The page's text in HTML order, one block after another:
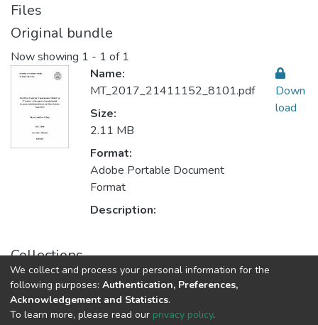
Files
Original bundle
Now showing 1 - 1 of 1
Name:
MT_2017_21411152_8101.pdf
Size:
2.11 MB
Format:
Adobe Portable Document
Format
Description:
Down
load
Collections
Teaching Methods أساليب التدريس
We collect and process your personal information for the
following purposes: Authentication, Preferences,
Acknowledgement and Statistics.
To learn more, please read our privacy policy.